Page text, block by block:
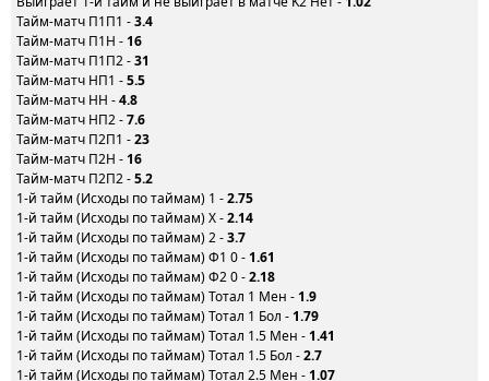
Тайм-матч П1П1 -3.4
Тайм-матч П1Н - 16
Тайм-матч П1П2 -31
Тайм-матч НП1 -5.5
Тайм-матч НН -4.8
Тайм-матч НП2 -7.6
Тайм-матч П2П1 -23
Тайм-матч П2Н - 16
Тайм-матч П2П2 -5.2
1-й тайм (Исходы по таймам) 1 -2.75
1-й тайм (Исходы по таймам) X -2.14
1-й тайм (Исходы по таймам) 2 -3.7
1-й тайм (Исходы по таймам) Ф1 0 - 1.61
1-й тайм (Исходы по таймам) Ф2 0 -2.18
1-й тайм (Исходы по таймам) Тотал 1 Мен - 1.9
1-й тайм (Исходы по таймам) Тотал 1 Бол - 1.79
1-й тайм (Исходы по таймам) Тотал 1.5 Мен - 1.41
1-й тайм (Исходы по таймам) Тотал 1.5 Бол -2.7
1-й тайм (Исходы по таймам) Тотал 2.5 Мен - 1.07